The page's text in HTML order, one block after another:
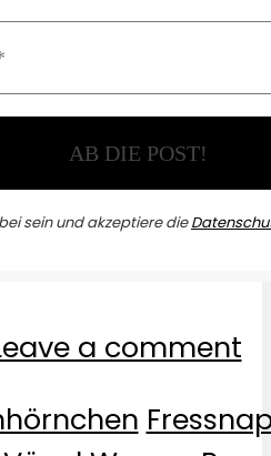
sein und akzeptiere die
a comment